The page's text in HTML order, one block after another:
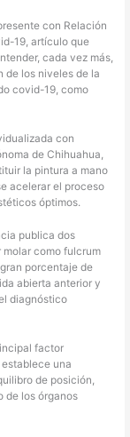
con Relación
19, artículo que
cada vez más,
de los niveles de la
covid-19, como
con
de Chihuahua,
la pintura a mano
acelerar el proceso
óptimos.
publica dos
como fulcrum
porcentaje de
abierta anterior y
diagnóstico
factor
una
de posición,
de los órganos